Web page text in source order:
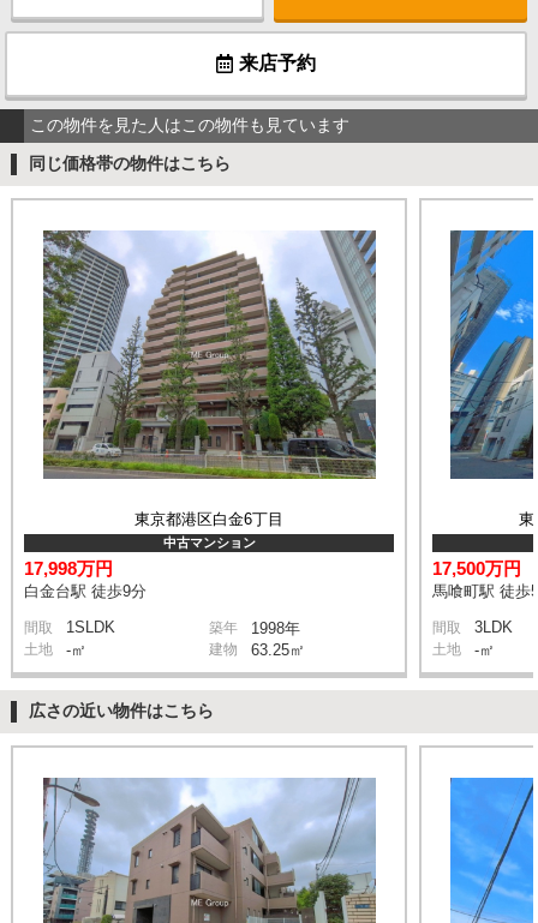
来店予約
この物件を見た人はこの物件も見ています
同じ価格帯の物件はこちら
東京都港区白金6丁目
中古マンション
17,998万円
白金台駅 徒歩9分
間取 1SLDK 築年 1998年
土地 -㎡ 建物 63.25㎡
東
17,500万円
馬喰町駅 徒歩
間取 3LDK
土地 -㎡
広さの近い物件はこちら